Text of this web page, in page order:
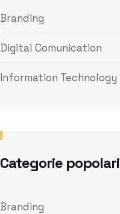
Branding
Digital Comunication
Information Technology
Categorie popolari
Branding